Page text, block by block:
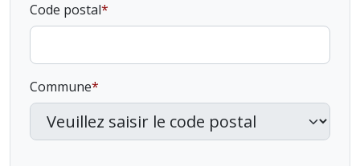
Code postal
Commune